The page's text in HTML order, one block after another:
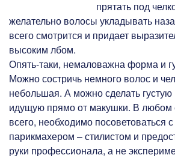
прятать под
желательно волосы укладывать
всего смотрится и придает
высоким лбом.
Опять-таки, немаловажна форма и
Можно состричь немного волос и
небольшая. А можно сделать
идущую прямо от макушки. В любом
всего, необходимо посоветоваться
парикмахером – стилистом и
руки профессионала, а не